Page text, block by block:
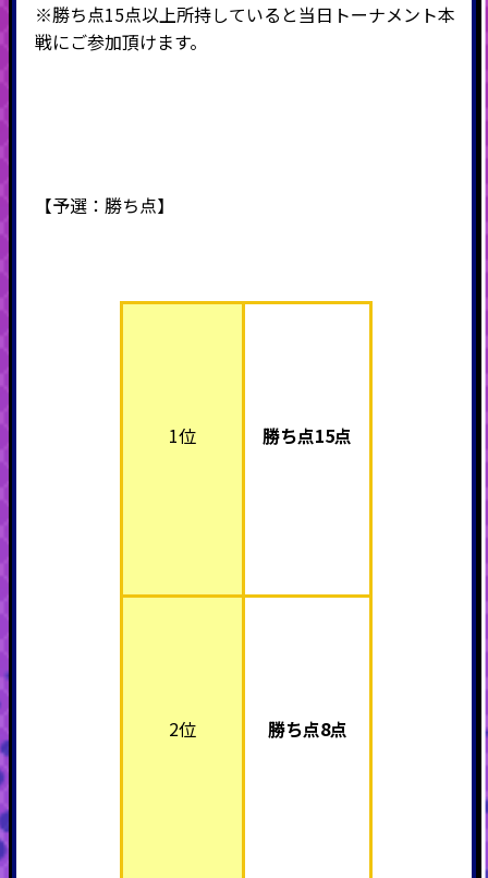
※勝ち点15点以上所持していると当日トーナメント本
戦にご参加頂けます。
【予選：勝ち点】
1位 勝ち点15点
2位 勝ち点8点